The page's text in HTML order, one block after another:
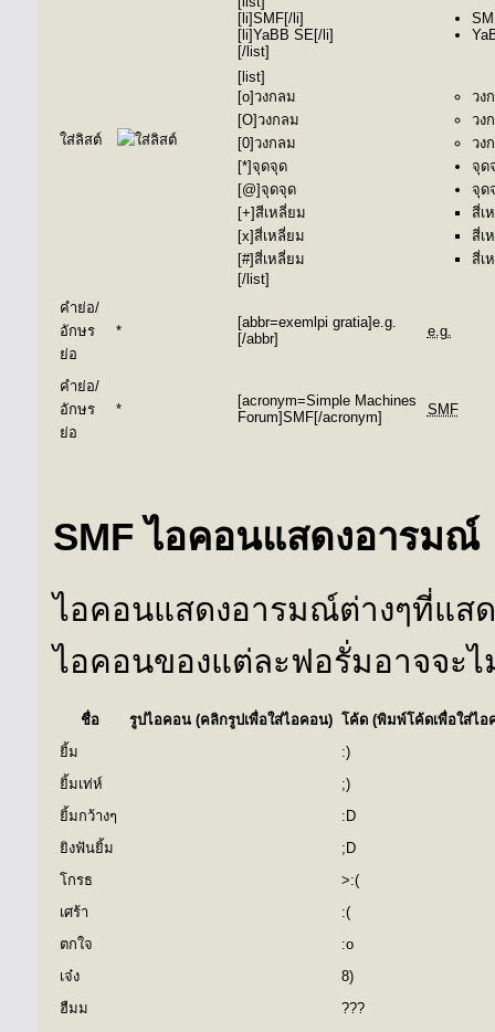
ใส่ลิสต์
[li]SMF[/li]
[li]YaBB SE[/li]
[/list]
[list]
[o]วงกลม
[O]วงกลม
[0]วงกลม
[*]จุดจุด
[@]จุดจุด
[+]สีเหลี่ยม
[x]สี่เหลี่ยม
[#]สี่เหลี่ยม
[/list]
วง
วง
วง
จุด
จุด
สี่เ
สี่เ
สี่เ
คำย่อ/
อักษร
ย่อ
*
[abbr=exemlpi gratia]e.g.
[/abbr]
e.g.
คำย่อ/
อักษร
ย่อ
*
[acronym=Simple Machines
Forum]SMF[/acronym]
SMF
SMF ไอคอนแสดงอารมณ์
ไอคอนแสดงอารมณ์ต่างๆที่แส
ไอคอนของแต่ละฟอรั่มอาจจะ
ชื่อ รูปไอคอน (คลิกรูปเพื่อใส่ไอคอน) โค้ด (พิมพ์โค้ดเพื่อใส่ไอ
ยิ้ม
:)
ยิ้มเท่ห์
;)
ยิ้มกว้างๆ
:D
ยิงฟันยิ้ม
;D
โกรธ
>:(
เศร้า
:(
ตกใจ
:o
เจ๋ง
8)
ฮืมม
???